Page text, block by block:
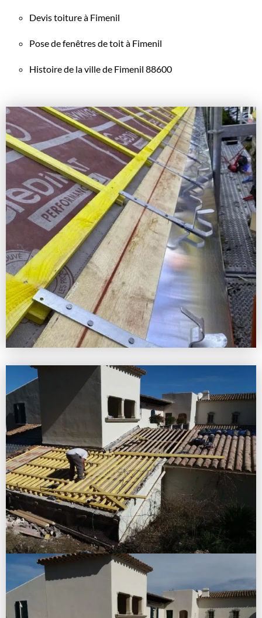
Devis toiture à Fimenil
Pose de fenêtres de toit à Fimenil
Histoire de la ville de Fimenil 88600